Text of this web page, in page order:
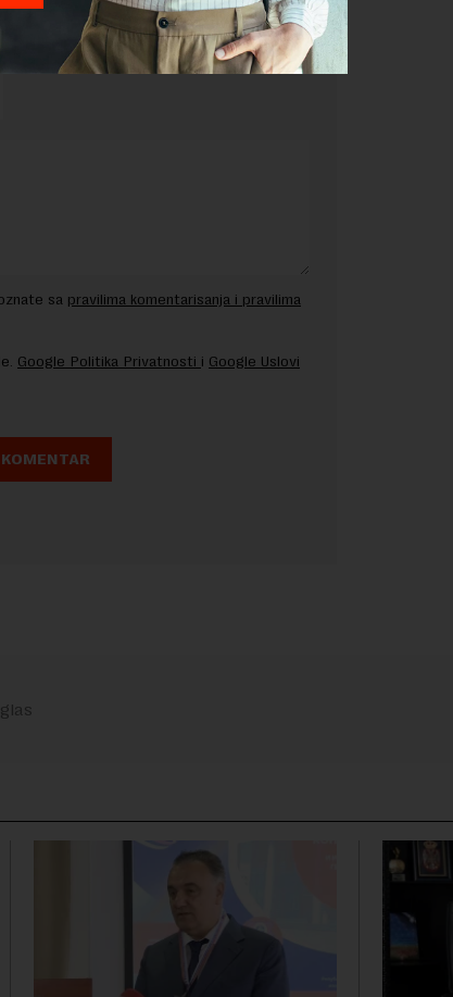
sa pravilima komentarisanja i pravilima
Google Politika Privatnosti i Google Uslovi